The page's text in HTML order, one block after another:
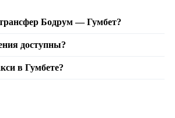
Бодрум — Гумбет?
доступны?
в Гумбете?